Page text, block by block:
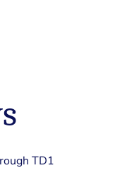
TD1